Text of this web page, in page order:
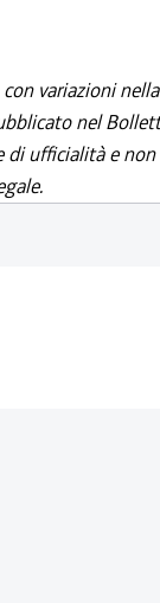
variazioni
nel
di ufficialità e